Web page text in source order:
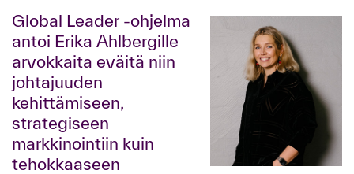
Global Leader -ohjelma
antoi Erika Ahlbergille
arvokkaita eväitä niin
johtajuuden
kehittämiseen,
strategiseen
markkinointiin kuin
tehokkaaseen